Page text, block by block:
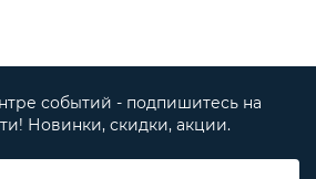
событий - подпишитесь на
Новинки, скидки, акции.